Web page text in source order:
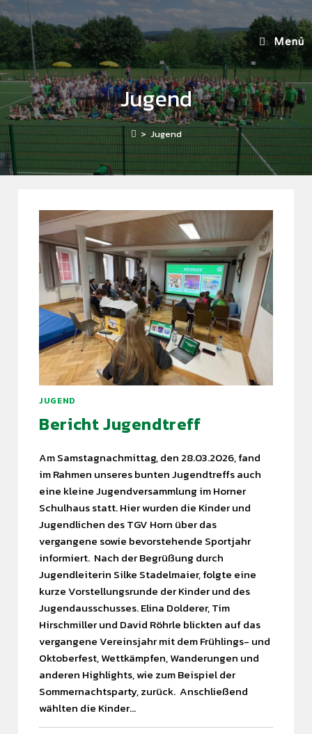
Menü
Jugend
> Jugend
JUGEND
Bericht Jugendtreff
Am Samstagnachmittag, den 28.03.2026, fand
im Rahmen unseres bunten Jugendtreffs auch
eine kleine Jugendversammlung im Horner
Schulhaus statt. Hier wurden die Kinder und
Jugendlichen des TGV Horn über das
vergangene sowie bevorstehende Sportjahr
informiert. Nach der Begrüßung durch
Jugendleiterin Silke Stadelmaier, folgte eine
kurze Vorstellungsrunde der Kinder und des
Jugendausschusses. Elina Dolderer, Tim
Hirschmiller und David Röhrle blickten auf das
vergangene Vereinsjahr mit dem Frühlings- und
Oktoberfest, Wettkämpfen, Wanderungen und
anderen Highlights, wie zum Beispiel der
Sommernachtsparty, zurück. Anschließend
wählten die Kinder…
Find what you are looking for and experience the
difference.